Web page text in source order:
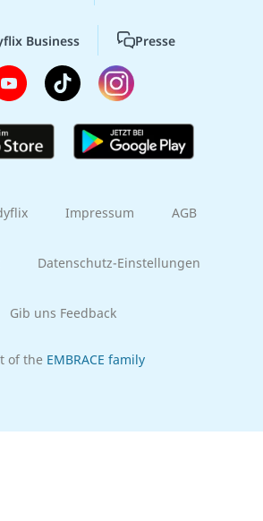
Business Presse
Impressum AGB
Datenschutz-Einstellungen
Gib uns Feedback
of the EMBRACE family